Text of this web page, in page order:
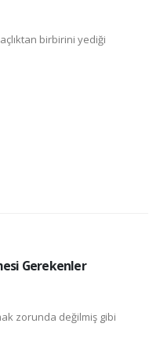
birbirini yediği
Gerekenler
zorunda değilmiş gibi